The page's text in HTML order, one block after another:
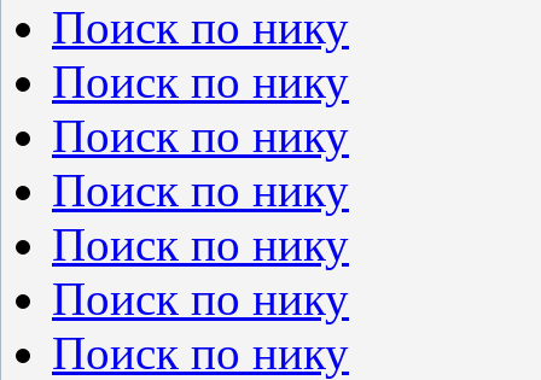
Поиск по нику
Поиск по нику
Поиск по нику
Поиск по нику
Поиск по нику
Поиск по нику
Поиск по нику